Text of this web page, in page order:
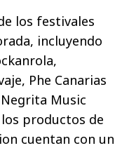
los festivales
incluyendo
Phe Canarias
Music
productos de
cuentan con un